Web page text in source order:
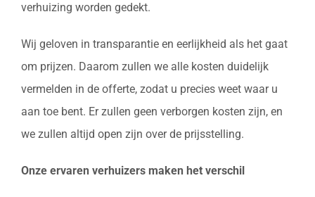
verhuizing worden gedekt.
Wij geloven in transparantie en eerlijkheid als het gaat
om prijzen. Daarom zullen we alle kosten duidelijk
vermelden in de offerte, zodat u precies weet waar u
aan toe bent. Er zullen geen verborgen kosten zijn, en
we zullen altijd open zijn over de prijsstelling.
Onze ervaren verhuizers maken het verschil